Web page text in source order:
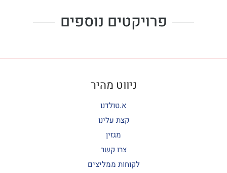
פרויקטים נוספים
ניווט מהיר
א.טולדנו
קצת עלינו
מגזין
צרו קשר
לקוחות ממליצים